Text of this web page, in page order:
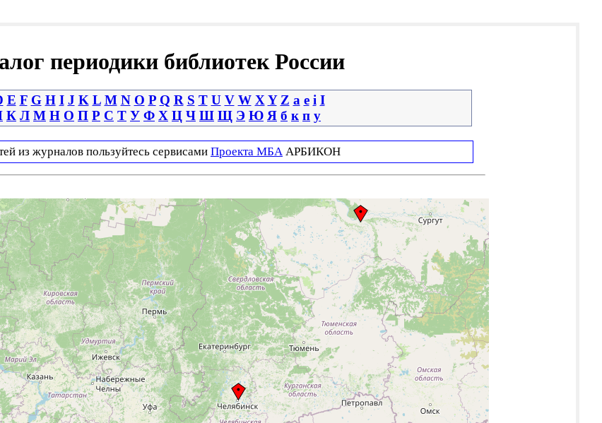
периодики библиотек России
E F G H I J K L M N O P Q R S T U V W X Y Z a e i І
К Л М Н О П Р С Т У Ф Х Ц Ч Ш Щ Э Ю Я б к п у
из журналов пользуйтесь сервисами Проекта МБА АРБИКОН